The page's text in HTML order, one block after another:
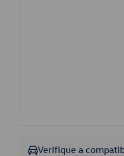
Verifique a